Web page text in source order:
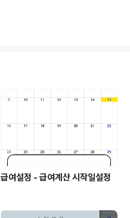
급여설정 - 급여계산 시작일설정